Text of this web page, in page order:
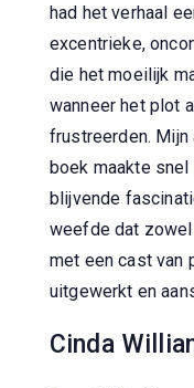
had het verhaal
excentrieke,
die het moeilijk
wanneer het plot
frustreerden.
boek maakte
blijvende
weefde dat
met een cast van
uitgewerkt en
Cinda